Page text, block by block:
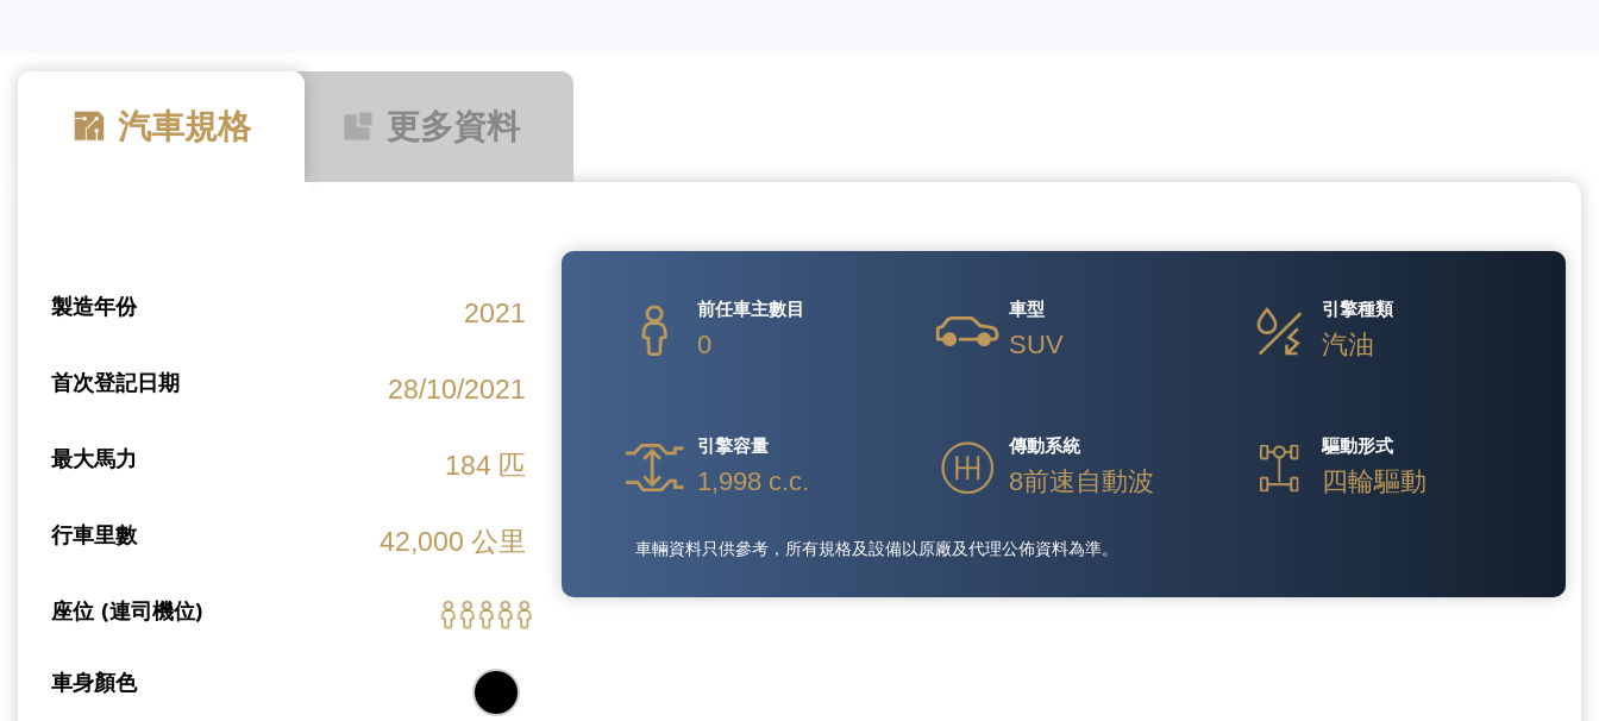
汽車規格 更多資料
製造年份 2021
首次登記日期 28/10/2021
最大馬力 184 匹
行車里數 42,000 公里
座位 (連司機位)
車身顏色
前任車主數目
0
車型
SUV
引擎種類
汽油
引擎容量
1,998 c.c.
傳動系統
8前速自動波
驅動形式
四輪驅動
車輛資料只供參考，所有規格及設備以原廠及代理公佈資料為準。